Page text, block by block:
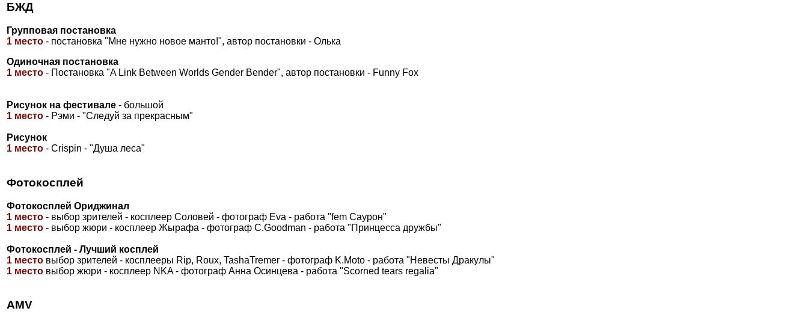
БЖД
Групповая постановка
1 место - постановка "Мне нужно новое манто!", автор постановки - Олька
Одиночная постановка
1 место - Постановка "A Link Between Worlds Gender Bender", автор постановки - Funny Fox
Рисунок на фестивале - большой
1 место - Рэми - "Следуй за прекрасным"
Рисунок
1 место - Crispin - "Душа леса"
Фотокосплей
Фотокосплей Ориджинал
1 место - выбор зрителей - косплеер Соловей - фотограф Eva - работа "fem Саурон"
1 место - выбор жюри - косплеер Жырафа - фотограф C.Goodman - работа "Принцесса дружбы"
Фотокосплей - Лучший косплей
1 место выбор зрителей - косплееры Rip, Roux, TashaTremer - фотограф K.Moto - работа "Невесты Дракулы"
1 место выбор жюри - косплеер NKA - фотограф Анна Осинцева - работа "Scorned tears regalia"
AMV